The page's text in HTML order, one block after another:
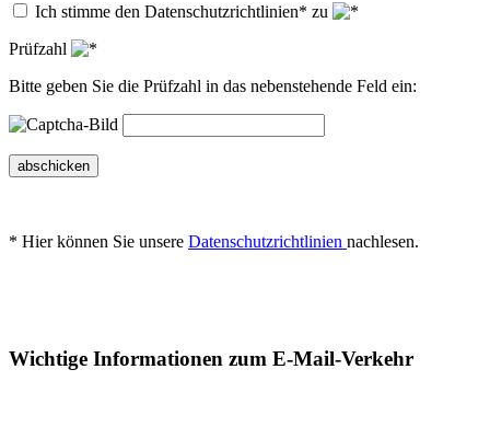
Ich stimme den Datenschutzrichtlinien* zu
Prüfzahl
Bitte geben Sie die Prüfzahl in das nebenstehende Feld ein:
abschicken
* Hier können Sie unsere Datenschutzrichtlinien nachlesen.
Wichtige Informationen zum E-Mail-Verkehr